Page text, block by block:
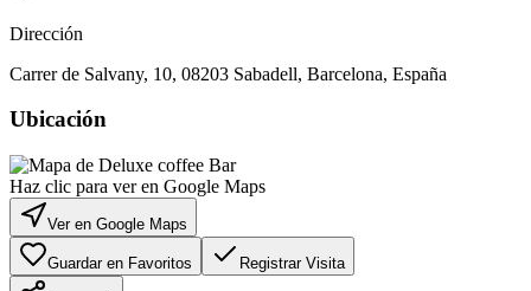
Dirección
Carrer de Salvany, 10, 08203 Sabadell, Barcelona, España
Ubicación
Haz clic para ver en Google Maps
Ver en Google Maps
Guardar en Favoritos Registrar Visita